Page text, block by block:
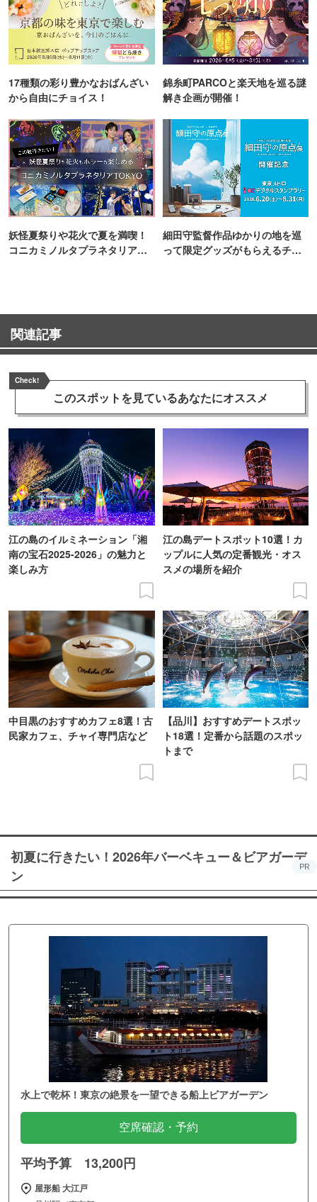
17種類の彩り豊かなおばんざい
から自由にチョイス！
錦糸町PARCOと楽天地を巡る謎
解き企画が開催！
妖怪夏祭りや花火で夏を満喫！
コニカミノルタプラネタリア
細田守監督作品ゆかりの地を巡
って限定グッズがもらえるチャ
関連記事
Check!
このスポットを見ているあなたにオススメ
江の島のイルミネーション「湘
南の宝石2025-2026」の魅力と
楽しみ方
江の島デートスポット10選！カ
ップルに人気の定番観光・オス
スメの場所を紹介
中目黒のおすすめカフェ8選！古
民家カフェ、チャイ専門店など
【品川】おすすめデートスポッ
ト18選！定番から話題のスポッ
トまで
初夏に行きたい！2026年バーベキュー＆ビアガーデ
ン
PR
水上で乾杯！東京の絶景を一望できる船上ビアガーデン
空席確認・予約
平均予算 13,200円
屋形船 大江戸